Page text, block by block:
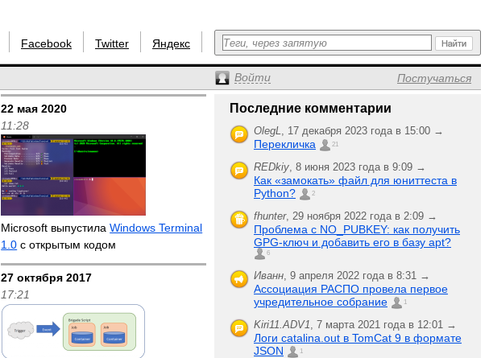
Facebook Twitter Яндекс
Войти Постучаться
22 мая 2020
11:28
Microsoft выпустилаWindows Terminal
1.0 с открытым кодом
27 октября 2017
17:21
Последние комментарии
OlegL, 17 декабря 2023 года в 15:00 →
Перекличка 21
REDkiy, 8 июня 2023 года в 9:09 →
Как «замокать» файл для юниттеста в
Python?
2
fhunter, 29 ноября 2022 года в 2:09 →
Проблема с NO_PUBKEY: как получить
GPG-ключ и добавить его в базу apt?
6
Иванн, 9 апреля 2022 года в 8:31 →
Ассоциация РАСПО провела первое
учредительное собрание
1
Kiri11.ADV1, 7 марта 2021 года в 12:01 →
Логи catalina.out в TomCat 9 в формате
JSON
1